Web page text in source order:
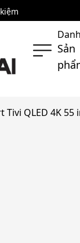
Sản
Tivi QLED 4K 55